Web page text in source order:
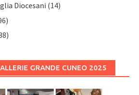
Diocesani (14)
GRANDE CUNEO 2025